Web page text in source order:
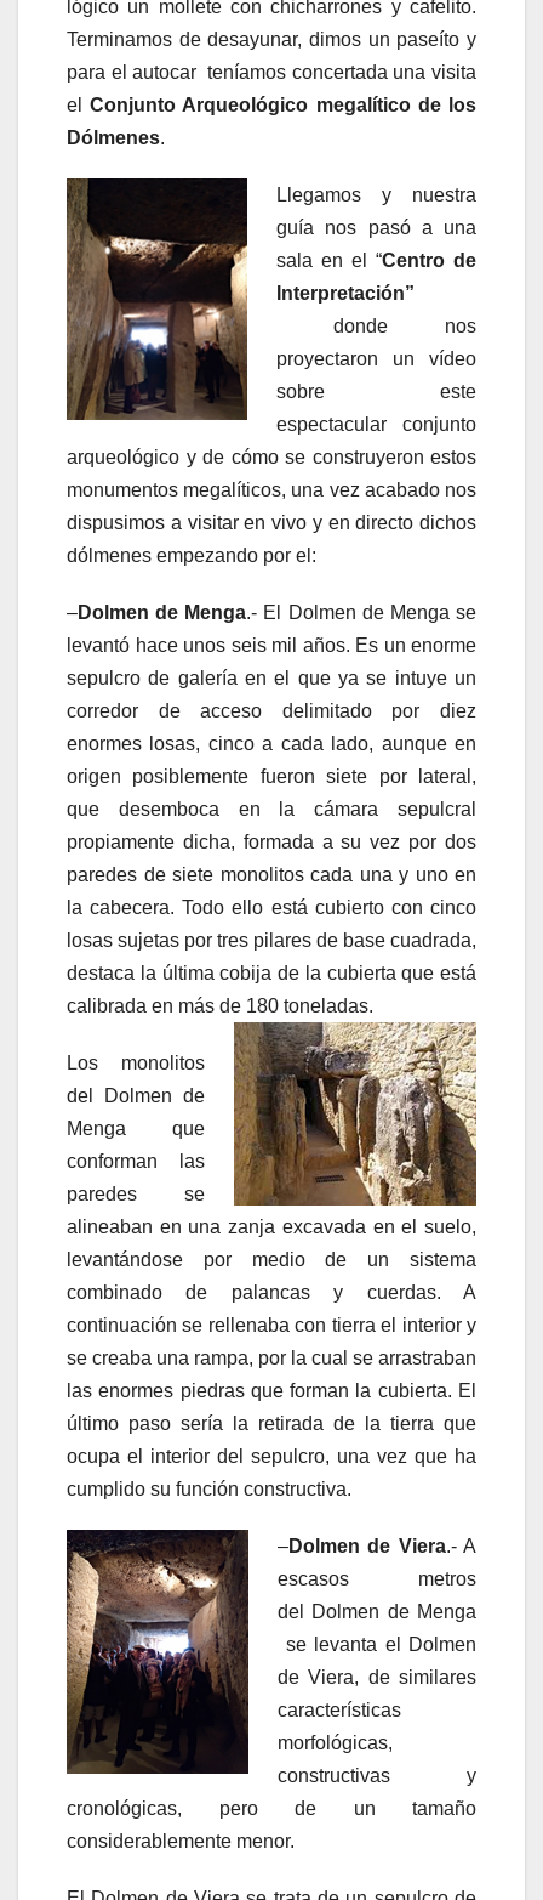
lógico un mollete con chicharrones y cafelito.
Terminamos de desayunar, dimos un paseíto y
para el autocar teníamos concertada una visita
elConjunto Arqueológico megalítico de los
Dólmenes.
Llegamos y nuestra
guía nos pasó a una
sala en el “Centro de
Interpretación”
donde nos
proyectaron un vídeo
sobre este
espectacular conjunto
arqueológico y de cómo se construyeron estos
monumentos megalíticos, una vez acabado nos
dispusimos a visitar en vivo y en directo dichos
dólmenes empezando por el:
–Dolmen de Menga.- El Dolmen de Menga se
levantó hace unos seis mil años. Es un enorme
sepulcro de galería en el que ya se intuye un
corredor de acceso delimitado por diez
enormes losas, cinco a cada lado, aunque en
origen posiblemente fueron siete por lateral,
que desemboca en la cámara sepulcral
propiamente dicha, formada a su vez por dos
paredes de siete monolitos cada una y uno en
la cabecera. Todo ello está cubierto con cinco
losas sujetas por tres pilares de base cuadrada,
destaca la última cobija de la cubierta que está
calibrada en más de 180 toneladas.
Los monolitos
del Dolmen de
Menga que
conforman las
paredes se
alineaban en una zanja excavada en el suelo,
levantándose por medio de un sistema
combinado de palancas y cuerdas. A
continuación se rellenaba con tierra el interior y
se creaba una rampa, por la cual se arrastraban
las enormes piedras que forman la cubierta. El
último paso sería la retirada de la tierra que
ocupa el interior del sepulcro, una vez que ha
cumplido su función constructiva.
–Dolmen de Viera.- A
escasos metros
del Dolmen de Menga
se levanta el Dolmen
de Viera, de similares
características
morfológicas,
constructivas y
cronológicas, pero de un tamaño
considerablemente menor.